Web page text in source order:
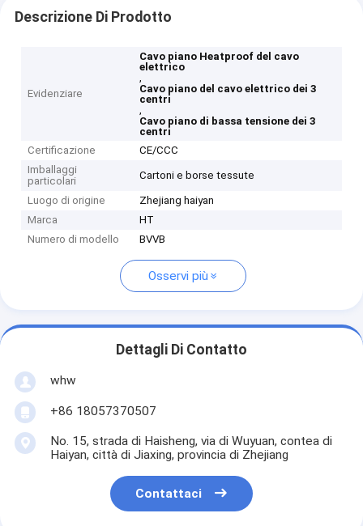
Descrizione Di Prodotto
Evidenziare
Cavo piano Heatproof del cavo
elettrico
,
Cavo piano del cavo elettrico dei 3
centri
,
Cavo piano di bassa tensione dei 3
centri
Certificazione
CE/CCC
Imballaggi
particolari
Cartoni e borse tessute
Luogo di origine
Zhejiang haiyan
Marca
HT
Numero di modello
BVVB
Osservi più
Dettagli Di Contatto
whw
+86 18057370507
No. 15, strada di Haisheng, via di Wuyuan, contea di
Haiyan, città di Jiaxing, provincia di Zhejiang
Contattaci